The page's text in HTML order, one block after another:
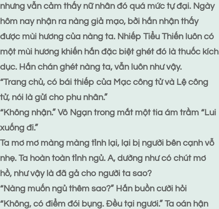
nhưng vẫn cảm thấy nữ nhân đó quá mức tự đại. Ngày
hôm nay nhận ra nàng giả mạo, bởi hắn nhận thấy
được mùi hương của nàng ta. Nhiếp Tiểu Thiến luôn có
một mùi hương khiến hắn đặc biệt ghét đó là thuốc kích
dục. Hắn chán ghét nàng ta, vẫn luôn như vậy.
“Trang chủ, có bái thiếp của Mạc công tử và Lệ công
tử, nói là gửi cho phu nhân.”
“Không nhận.” Vô Ngạn trong mắt một tia ám trầm “Lui
xuống đi.”
Ta mơ mơ màng màng tỉnh lại, lại bị người bên cạnh vỗ
nhẹ. Ta hoàn toàn tỉnh ngủ. A, dường như có chút mơ
hồ, như vậy là đã gả cho người ta sao?
“Nàng muốn ngủ thêm sao?” Hắn buồn cười hỏi
“Không, có điểm đói bụng. Đều tại ngươi.” Ta oán hận